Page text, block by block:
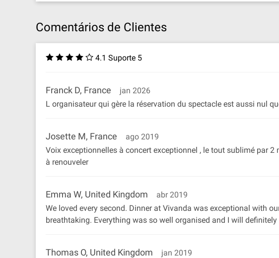
Comentários de Clientes
4.1 Suporte 5
Franck D, France
jan 2026
L organisateur qui gère la réservation du spectacle est aussi nul
Josette M, France
ago 2019
Voix exceptionnelles à concert exceptionnel , le tout sublimé par
à renouveler
Emma W, United Kingdom
abr 2019
We loved every second. Dinner at Vivanda was exceptional with
breathtaking. Everything was so well organised and I will
Thomas O, United Kingdom
jan 2019